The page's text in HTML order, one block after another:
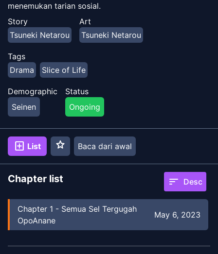
menemukan tarian sosial.
Story
Tsuneki Netarou
Art
Tsuneki Netarou
Tags
Drama
Slice of Life
Demographic
Seinen
Status
Ongoing
add_box List star Baca dari awal
Chapter list sort Desc
Chapter 1 - Semua Sel Tergugah
OpoAnane
May 6, 2023